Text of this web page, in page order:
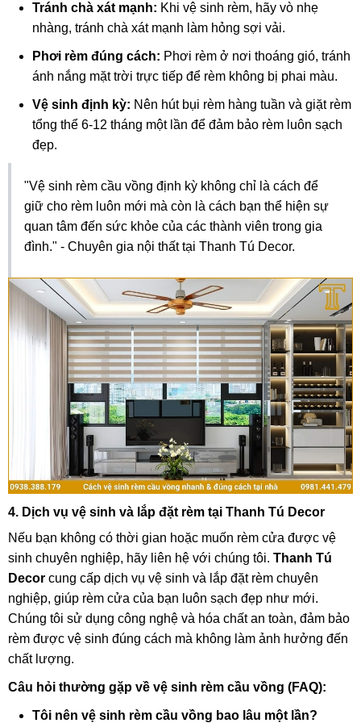
Tránh chà xát mạnh: Khi vệ sinh rèm, hãy vò nhẹ
nhàng, tránh chà xát mạnh làm hỏng sợi vải.
Phơi rèm đúng cách: Phơi rèm ở nơi thoáng gió, tránh
ánh nắng mặt trời trực tiếp để rèm không bị phai màu.
Vệ sinh định kỳ: Nên hút bụi rèm hàng tuần và giặt rèm
tổng thể 6-12 tháng một lần để đảm bảo rèm luôn sạch
đẹp.
"Vệ sinh rèm cầu vồng định kỳ không chỉ là cách để
giữ cho rèm luôn mới mà còn là cách bạn thể hiện sự
quan tâm đến sức khỏe của các thành viên trong gia
đình." - Chuyên gia nội thất tại Thanh Tú Decor.
4. Dịch vụ vệ sinh và lắp đặt rèm tại Thanh Tú Decor
Nếu bạn không có thời gian hoặc muốn rèm cửa được vệ
sinh chuyên nghiệp, hãy liên hệ với chúng tôi. Thanh Tú
Decor cung cấp dịch vụ vệ sinh và lắp đặt rèm chuyên
nghiệp, giúp rèm cửa của bạn luôn sạch đẹp như mới.
Chúng tôi sử dụng công nghệ và hóa chất an toàn, đảm bảo
rèm được vệ sinh đúng cách mà không làm ảnh hưởng đến
chất lượng.
Câu hỏi thường gặp về vệ sinh rèm cầu vồng (FAQ):
Tôi nên vệ sinh rèm cầu vồng bao lâu một lần?